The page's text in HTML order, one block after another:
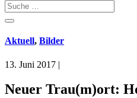
Aktuell, Bilder
13. Juni 2017 |
Neuer Trau(m)ort: